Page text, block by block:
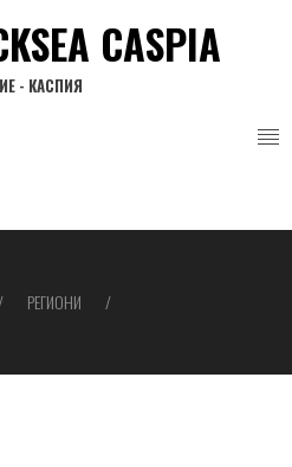
CASPIA
- КАСПИЯ
РЕГИОНИ